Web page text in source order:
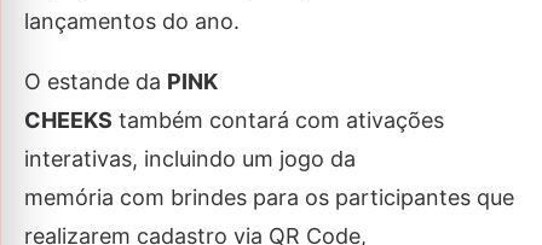
lançamentos do ano.
O estande da PINK
CHEEKS também contará com ativações
interativas, incluindo um jogo da
memória com brindes para os participantes que
realizarem cadastro via QR Code,